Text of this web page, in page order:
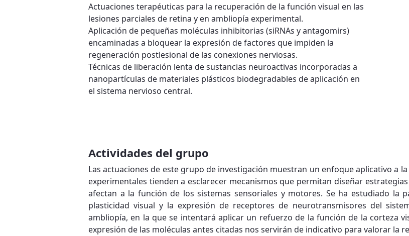
Actuaciones terapéuticas para la recuperación de la función visual en las
lesiones parciales de retina y en ambliopía experimental.
Aplicación de pequeñas moléculas inhibitorias (siRNAs y antagomirs)
encaminadas a bloquear la expresión de factores que impiden la
regeneración postlesional de las conexiones nerviosas.
Técnicas de liberación lenta de sustancias neuroactivas incorporadas a
nanopartículas de materiales plásticos biodegradables de aplicación en
el sistema nervioso central.
Actividades del grupo
Las actuaciones de este grupo de investigación muestran un enfoque aplicativo a
experimentales tienden a esclarecer mecanismos que permitan diseñar
afectan a la función de los sistemas sensoriales y motores. Se ha estudiado la
plasticidad visual y la expresión de receptores de neurotransmisores del
ambliopía, en la que se intentará aplicar un refuerzo de la función de la corteza
expresión de las moléculas antes citadas nos servirán de indicativo para valorar la